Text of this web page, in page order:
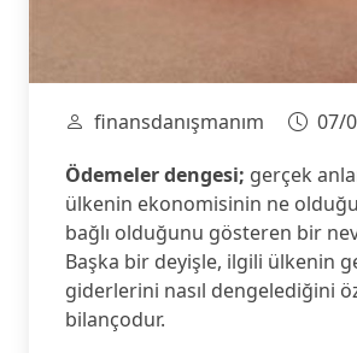
finansdanışmanım
07/
Ödemeler dengesi; gerçek
ülkenin ekonomisinin ne
bağlı olduğunu gösteren bir
Başka bir deyişle, ilgili ülkenin
giderlerini nasıl dengelediğini
bilançodur.